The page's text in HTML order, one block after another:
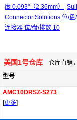
度 0.093"（2.36mm）
Connector Solutions 位/盘
连接器 位/盘/排数 10
美国1号仓库 仓库直销
型号
AMC10DRSZ-S273
[更多]